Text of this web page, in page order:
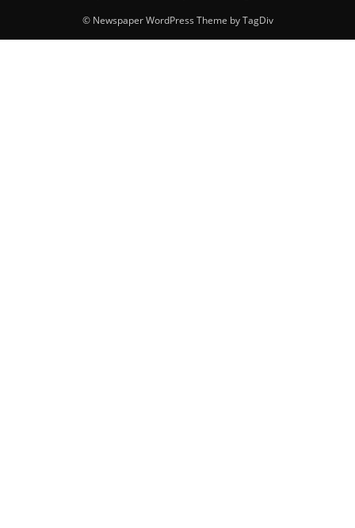
© Newspaper WordPress Theme by TagDiv